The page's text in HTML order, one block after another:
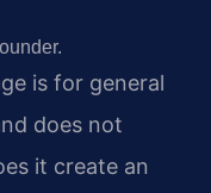
is for general
does not
it create an